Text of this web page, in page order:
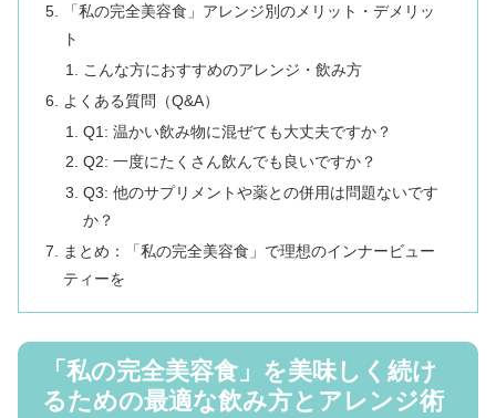
「私の完全美容食」アレンジ別のメリット・デメリッ
ト
こんな方におすすめのアレンジ・飲み方
よくある質問（Q&A）
Q1: 温かい飲み物に混ぜても大丈夫ですか？
Q2: 一度にたくさん飲んでも良いですか？
Q3: 他のサプリメントや薬との併用は問題ないです
か？
まとめ：「私の完全美容食」で理想のインナービュー
ティーを
「私の完全美容食」を美味しく続け
るための最適な飲み方とアレンジ術